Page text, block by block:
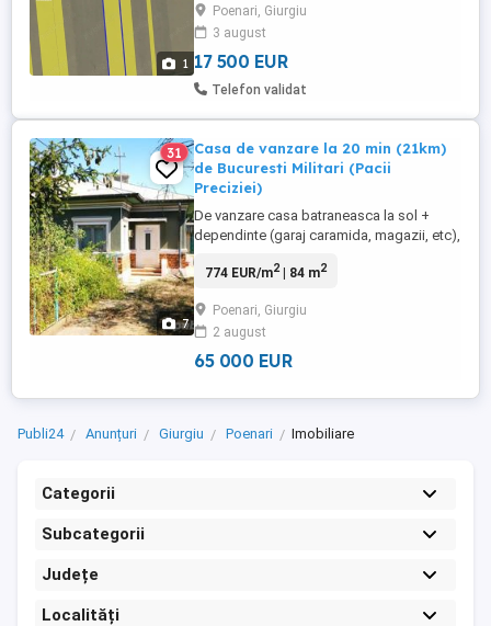
1
Poenari, Giurgiu
3 august
17 500 EUR
Telefon validat
7
31
Casa de vanzare la 20 min (21km)
de Bucuresti Militari (Pacii
Preciziei)
De vanzare casa batraneasca la sol +
dependinte (garaj caramida, magazii, etc),
casa, 52mp dependinte, 1208 mp teren),
Jud.Giurgiu. Este situata la 21 km de
Bucuresti - metrou Pacii. Accesul dinspre
Autostrada A1, se poate ...
774 EUR/m2| 84 m2
Poenari, Giurgiu
2 august
65 000 EUR
Publi24 Anunțuri Giurgiu Poenari Imobiliare
Categorii
Subcategorii
Județe
Localități